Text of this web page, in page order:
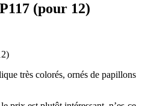
(pour 12)
:
très colorés, ornés de papillons